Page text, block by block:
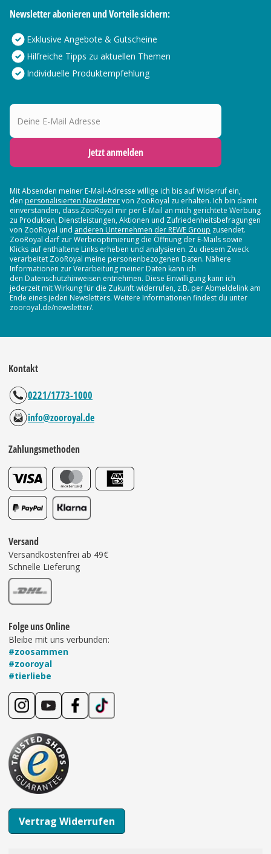
Newsletter abonieren und Vorteile sichern:
Exklusive Angebote & Gutscheine
Hilfreiche Tipps zu aktuellen Themen
Individuelle Produktempfehlung
Deine E-Mail Adresse
Jetzt anmelden
Mit Absenden meiner E-Mail-Adresse willige ich bis auf Widerruf ein,
den personalisierten Newslettervon ZooRoyal zu erhalten. Ich bin damit
einverstanden, dass ZooRoyal mir per E-Mail an mich gerichtete Werbung
zu Produkten, Dienstleistungen, Aktionen und Zufriedenheitsbefragungen
von ZooRoyal und anderen Unternehmen der REWE Group zusendet.
ZooRoyal darf zur Werbeoptimierung die Öffnung der E-Mails sowie
Klicks auf enthaltene Links erheben und analysieren. Zu diesem Zweck
verarbeitet ZooRoyal meine personenbezogenen Daten. Nähere
Informationen zur Verarbeitung meiner Daten kann ich
den Datenschutzhinweisen entnehmen. Diese Einwilligung kann ich
jederzeit mit Wirkung für die Zukunft widerrufen, z.B. per Abmeldelink am
Ende eines jeden Newsletters. Weitere Informationen findest du unter
zooroyal.de/newsletter/.
Kontakt
0221/1773-1000
info@zooroyal.de
Zahlungsmethoden
Versand
Versandkostenfrei ab 49€
Schnelle Lieferung
Folge uns Online
Bleibe mit uns verbunden:
#zoosammen
#zooroyal
#tierliebe
Vertrag Widerrufen